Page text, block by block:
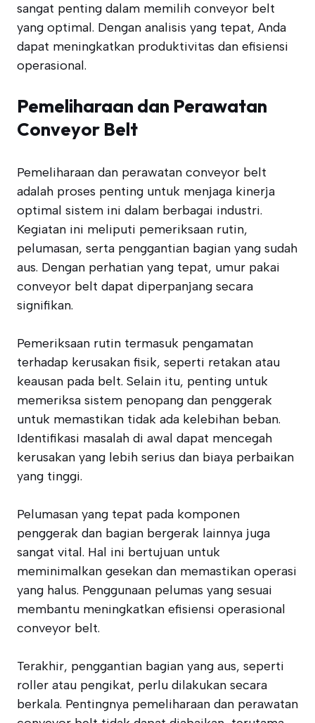
sangat penting dalam memilih conveyor belt
yang optimal. Dengan analisis yang tepat, Anda
dapat meningkatkan produktivitas dan efisiensi
operasional.
Pemeliharaan dan Perawatan
Conveyor Belt
Pemeliharaan dan perawatan conveyor belt
adalah proses penting untuk menjaga kinerja
optimal sistem ini dalam berbagai industri.
Kegiatan ini meliputi pemeriksaan rutin,
pelumasan, serta penggantian bagian yang sudah
aus. Dengan perhatian yang tepat, umur pakai
conveyor belt dapat diperpanjang secara
signifikan.
Pemeriksaan rutin termasuk pengamatan
terhadap kerusakan fisik, seperti retakan atau
keausan pada belt. Selain itu, penting untuk
memeriksa sistem penopang dan penggerak
untuk memastikan tidak ada kelebihan beban.
Identifikasi masalah di awal dapat mencegah
kerusakan yang lebih serius dan biaya perbaikan
yang tinggi.
Pelumasan yang tepat pada komponen
penggerak dan bagian bergerak lainnya juga
sangat vital. Hal ini bertujuan untuk
meminimalkan gesekan dan memastikan operasi
yang halus. Penggunaan pelumas yang sesuai
membantu meningkatkan efisiensi operasional
conveyor belt.
Terakhir, penggantian bagian yang aus, seperti
roller atau pengikat, perlu dilakukan secara
berkala. Pentingnya pemeliharaan dan perawatan